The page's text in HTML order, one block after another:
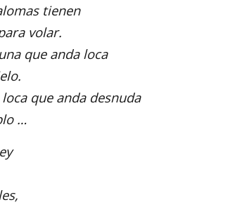
tienen
volar.
que anda loca
que anda desnuda
…